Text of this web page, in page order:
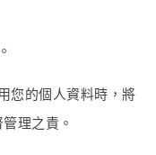
您的個人資料時，將
理之責。